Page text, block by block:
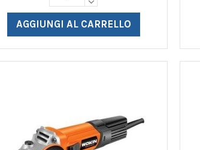
AGGIUNGI AL CARRELLO